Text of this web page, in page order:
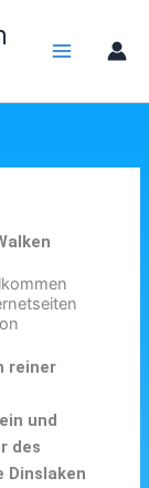
reiner
und
des
Dinslaken